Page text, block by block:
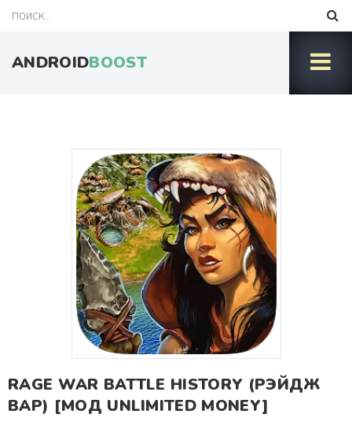
ANDROIDBOOST
RAGE WAR BATTLE HISTORY (РЭЙДЖ
ВАР) [МОД UNLIMITED MONEY]